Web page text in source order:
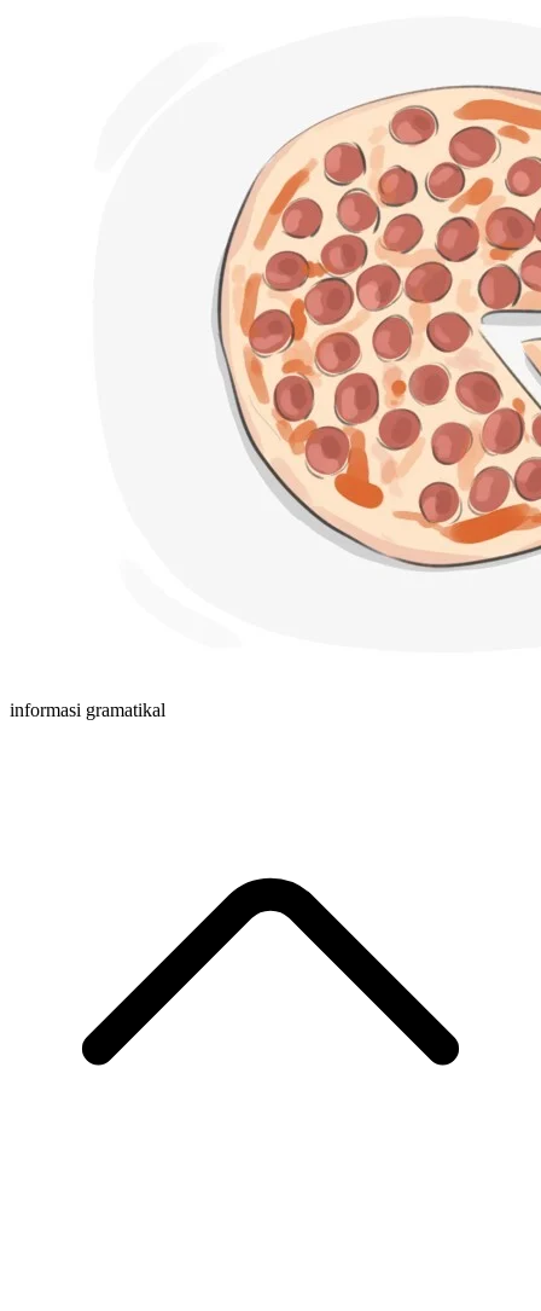
informasi gramatikal